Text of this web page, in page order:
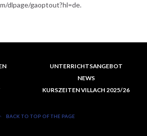
dlpage/gaoptout?hl=de.
UNTERRICHTSANGEBOT
NEWS
KURSZEITEN VILLACH 2025/26
BACK TO TOP OF THE PAGE